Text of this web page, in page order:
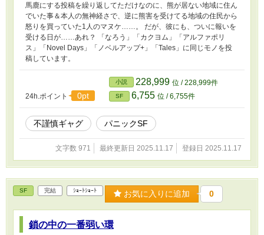
馬鹿にする投稿を繰り返してただけなのに、熊が居ない地域に住ん
でいた事＆本人の無神経さで、逆に熊害を受けてる地域の住民から
怒りを買っていた1人のマヌケ……。 だが、彼にも、ついに報いを
受ける日が……あれ？ 「なろう」「カクヨム」「アルファポリ
ス」「Novel Days」「ノベルアップ+」「Tales」に同じモノを投
稿しています。
24h.ポイント 0pt
小説 228,999 位 / 228,999件
SF 6,755 位 / 6,755件
不謹慎ギャグ パニックSF
文字数 971 最終更新日 2025.11.17 登録日 2025.11.17
SF 完結 ｼｮｰﾄｼｮｰﾄ お気に入りに追加 0
鎖の中の一番弱い環